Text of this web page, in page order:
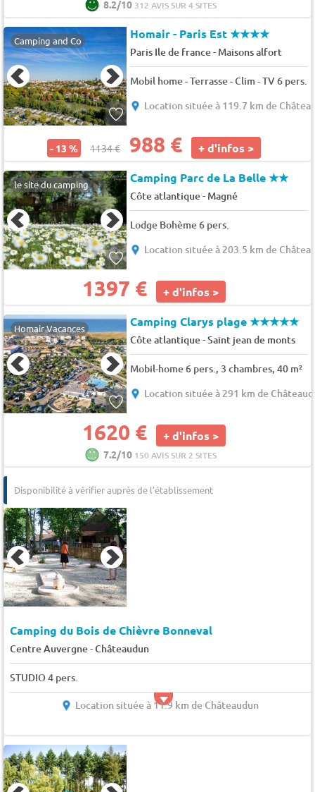
8.2/10 312 AVIS SUR 4 SITES
Camping and Co Homair - Paris Est★★★★
Paris Ile de france- Maisons alfort
Mobil home - Terrasse - Clim - TV 6 pers.
Location située à 119.7 km de
- 13 % 1134 € 988 € + d'infos >
le site du camping Camping Parc de La Belle★★
Côte atlantique- Magné
Lodge Bohème 6 pers.
Location située à 203.5 km de
1397 € + d'infos >
Homair Vacances Camping Clarys plage★★★★★
Côte atlantique-Saint jean de monts
Mobil-home 6 pers., 3 chambres, 40 m²
Location située à 291 km de
1620 € + d'infos >
7.2/10 150 AVIS SUR 2 SITES
Disponibilité à vérifier auprès de l'établissement
Camping du Bois de Chièvre Bonneval
Centre Auvergne-Châteaudun
STUDIO 4 pers.
Location située à 11.9 km de Châteaudun